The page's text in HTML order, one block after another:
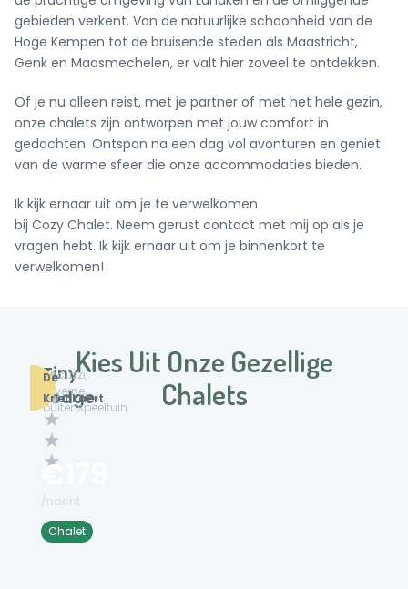
gebieden verkent. Van de natuurlijke schoonheid van de
Hoge Kempen tot de bruisende steden als Maastricht,
Genk en Maasmechelen, er valt hier zoveel te ontdekken.
Of je nu alleen reist, met je partner of met het hele gezin,
onze chalets zijn ontworpen met jouw comfort in
gedachten. Ontspan na een dag vol avonturen en geniet
van de warme sfeer die onze accommodaties bieden.
Ik kijk ernaar uit om je te verwelkomen
bij Cozy Chalet. Neem gerust contact met mij op als je
vragen hebt. Ik kijk ernaar uit om je binnenkort te
verwelkomen!
Kies Uit Onze Gezellige
Chalets
€179
/nacht
Chalet
De
Krieckaert
Tiny
Lodge
Jacuzzi,
taverne,
buitenspeeltuin
★
★
★
★
★
3
B
e
Sl
a
a